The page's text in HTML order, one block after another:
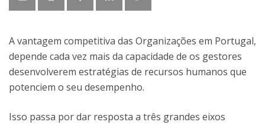
A vantagem competitiva das Organizações em Portugal,
depende cada vez mais da capacidade de os gestores
desenvolverem estratégias de recursos humanos que
potenciem o seu desempenho.
Isso passa por dar resposta a três grandes eixos